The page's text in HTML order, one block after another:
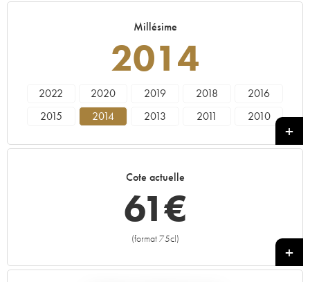
Millésime
2014
2022 2020 2019 2018
2016
2015
2014 2013 2011
2010
Cote actuelle
61€
(format 75cl)
+